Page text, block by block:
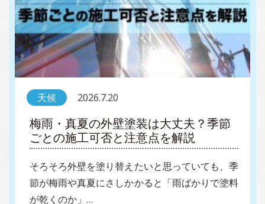
天候 2026.7.20
梅雨・真夏の外壁塗装は大丈夫？季節
ごとの施工可否と注意点を解説
そろそろ外壁を塗り替えたいと思っていても、季
節が梅雨や真夏にさしかかると「雨ばかりで塗料
が乾くのか」…